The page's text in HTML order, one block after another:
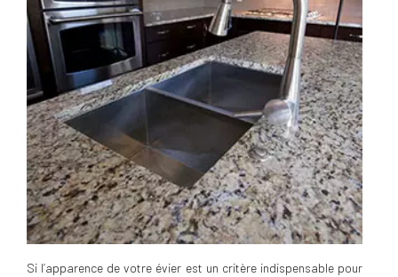
Si l’apparence de votre évier est un critère indispensable pour